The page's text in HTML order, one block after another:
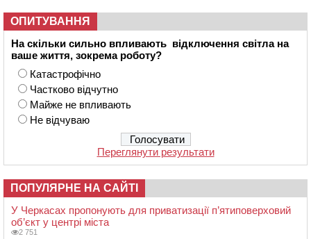
ОПИТУВАННЯ
На скільки сильно впливають відключення світла на
ваше життя, зокрема роботу?
Катастрофічно
Частково відчутно
Майже не впливають
Не відчуваю
Переглянути результати
ПОПУЛЯРНЕ НА САЙТІ
У Черкасах пропонують для приватизації п’ятиповерховий
об’єкт у центрі міста
2 751